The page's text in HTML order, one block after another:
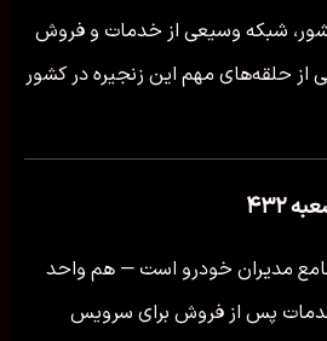
در ۱۰۰ شهر کشور، شبکه وسیعی از خدمات و فروش
از حلقه‌های مهم این زنجیره در کشور
۴۳۲
مدیران خودرو است — هم واحد
پس از فروش برای سرویس